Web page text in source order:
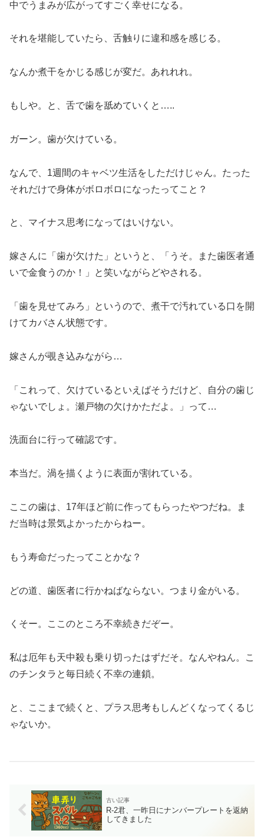
中でうまみが広がってすごく幸せになる。
それを堪能していたら、舌触りに違和感を感じる。
なんか煮干をかじる感じが変だ。あれれれ。
もしや。と、舌で歯を舐めていくと…..
ガーン。歯が欠けている。
なんで、1週間のキャベツ生活をしただけじゃん。たった
それだけで身体がボロボロになったってこと？
と、マイナス思考になってはいけない。
嫁さんに「歯が欠けた」というと、「うそ。また歯医者通
いで金食うのか！」と笑いながらどやされる。
「歯を見せてみろ」というので、煮干で汚れている口を開
けてカバさん状態です。
嫁さんが覗き込みながら…
「これって、欠けているといえばそうだけど、自分の歯じ
ゃないでしょ。瀬戸物の欠けかただよ。」って…
洗面台に行って確認です。
本当だ。渦を描くように表面が割れている。
ここの歯は、17年ほど前に作ってもらったやつだね。ま
だ当時は景気よかったからねー。
もう寿命だったってことかな？
どの道、歯医者に行かねばならない。つまり金がいる。
くそー。ここのところ不幸続きだぞー。
私は厄年も天中殺も乗り切ったはずだそ。なんやねん。こ
のチンタラと毎日続く不幸の連鎖。
と、ここまで続くと、プラス思考もしんどくなってくるじ
ゃないか。
R-2君、一昨日にナンバープレートを返納
してきました